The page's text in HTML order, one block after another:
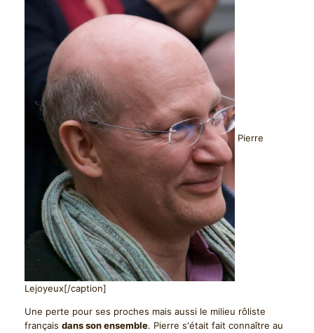
Pierre
Lejoyeux[/caption]
Une perte pour ses proches mais aussi le milieu rôliste
français dans son ensemble. Pierre s'était fait connaître au